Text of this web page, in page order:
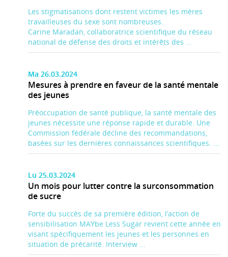
Les stigmatisations dont restent victimes les mères
travailleuses du sexe sont nombreuses.
Carine Maradan, collaboratrice scientifique du réseau
national de défense des droits et intérêts des ...
Ma 26.03.2024
Mesures à prendre en faveur de la santé mentale
des jeunes
Préoccupation de santé publique, la santé mentale des
jeunes nécessite une réponse rapide et durable. Une
Commission fédérale décline des recommandations,
basées sur les dernières connaissances scientifiques. ...
Lu 25.03.2024
Un mois pour lutter contre la surconsommation
de sucre
Forte du succès de sa première édition, l’action de
sensibilisation MAYbe Less Sugar revient cette année en
visant spécifiquement les jeunes et les personnes en
situation de précarité. Interview ...